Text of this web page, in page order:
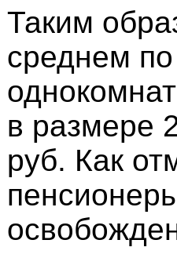
Таким
среднем
в размере
руб. Как